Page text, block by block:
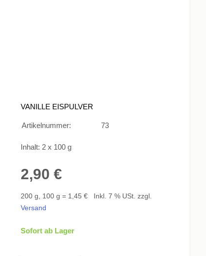
VANILLE EISPULVER
Artikelnummer: 73
Inhalt: 2 x 100 g
2,90 €
200 g, 100 g = 1,45 €
Inkl. 7 % USt. zzgl.
Versand
Sofort ab Lager